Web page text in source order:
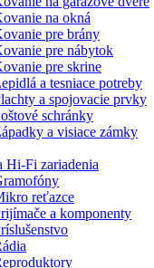
na okná
pre brány
pre nábytok
pre skrine
a tesniace potreby
a spojovacie prvky
schránky
a visiace zámky
Hi-Fi zariadenia
reťazce
a komponenty